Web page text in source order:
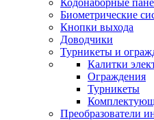
Биометрические
Кнопки выхода
Доводчики
Турникеты и
Калитки
Ограждения
Турникеты
Преобразователи